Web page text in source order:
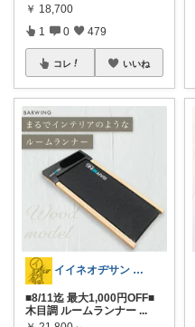
￥ 18,700
1 0 479
コレ いいね
イイネオヂサン 1/4/5 感謝
■8/11迄 最大1,000円OFF■
木目調 ルームランナー ...